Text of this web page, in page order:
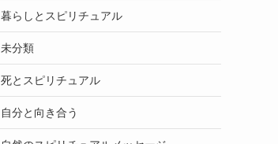
暮らしとスピリチュアル
未分類
死とスピリチュアル
自分と向き合う